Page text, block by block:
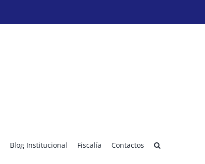
Blog Institucional Fiscalía Contactos